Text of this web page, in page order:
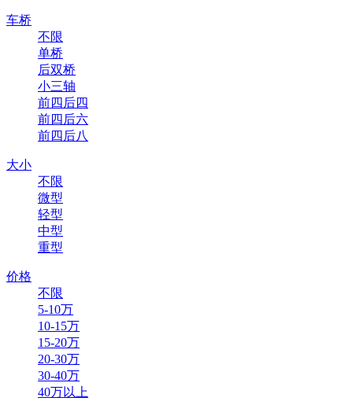
车桥
不限
单桥
后双桥
小三轴
前四后四
前四后六
前四后八
大小
不限
微型
轻型
中型
重型
价格
不限
5-10万
10-15万
15-20万
20-30万
30-40万
40万以上